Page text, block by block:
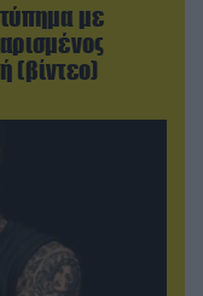
με
(βίντεο)